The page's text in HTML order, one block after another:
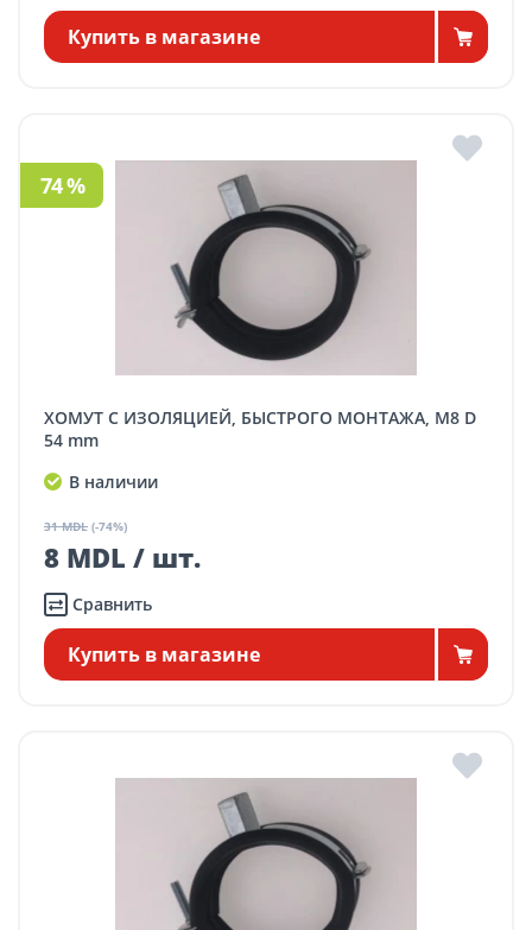
Купить в магазине
ХОМУТ С ИЗОЛЯЦИЕЙ, БЫСТРОГО МОНТАЖА, M8 D
54 mm
В наличии
31 MDL (-74%)
8 MDL / шт.
74 %
Сравнить
Купить в магазине